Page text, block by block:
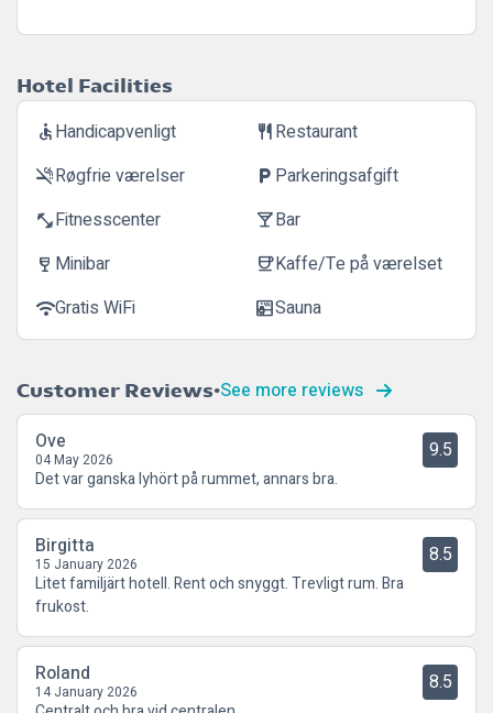
Hotel Facilities
accessibleHandicapvenligt restaurantRestaurant
smoke_freeRøgfrie værelser local_parking Parkeringsafgift
fitness_centerFitnesscenter local_barBar
wine_bar Minibar coffeeKaffe/Te på værelset
wifiGratis WiFi saunaSauna
Customer Reviews See more reviews
Ove
04 May 2026 9.5
Det var ganska lyhört på rummet, annars bra.
Birgitta
15 January 2026 8.5
Litet familjärt hotell. Rent och snyggt. Trevligt rum. Bra
frukost.
Roland
14 January 2026 8.5